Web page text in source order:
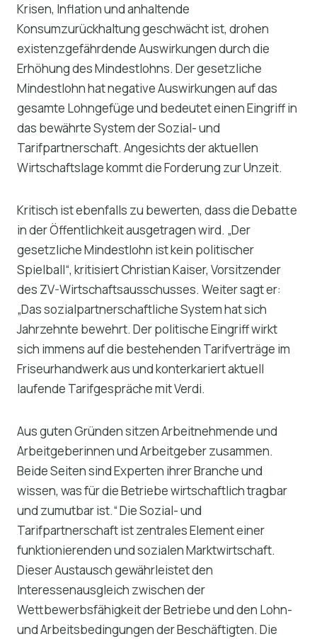
Krisen, Inflation und anhaltende
Konsumzurückhaltung geschwächt ist, drohen
existenzgefährdende Auswirkungen durch die
Erhöhung des Mindestlohns. Der gesetzliche
Mindestlohn hat negative Auswirkungen auf das
gesamte Lohngefüge und bedeutet einen Eingriff in
das bewährte System der Sozial- und
Tarifpartnerschaft. Angesichts der aktuellen
Wirtschaftslage kommt die Forderung zur Unzeit.
Kritisch ist ebenfalls zu bewerten, dass die Debatte
in der Öffentlichkeit ausgetragen wird. „Der
gesetzliche Mindestlohn ist kein politischer
Spielball“, kritisiert Christian Kaiser, Vorsitzender
des ZV-Wirtschaftsausschusses. Weiter sagt er:
„Das sozialpartnerschaftliche System hat sich
Jahrzehnte bewehrt. Der politische Eingriff wirkt
sich immens auf die bestehenden Tarifverträge im
Friseurhandwerk aus und konterkariert aktuell
laufende Tarifgespräche mit Verdi.
Aus guten Gründen sitzen Arbeitnehmende und
Arbeitgeberinnen und Arbeitgeber zusammen.
Beide Seiten sind Experten ihrer Branche und
wissen, was für die Betriebe wirtschaftlich tragbar
und zumutbar ist.“ Die Sozial- und
Tarifpartnerschaft ist zentrales Element einer
funktionierenden und sozialen Marktwirtschaft.
Dieser Austausch gewährleistet den
Interessenausgleich zwischen der
Wettbewerbsfähigkeit der Betriebe und den Lohn-
und Arbeitsbedingungen der Beschäftigten. Die